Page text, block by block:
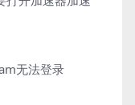
无法登录